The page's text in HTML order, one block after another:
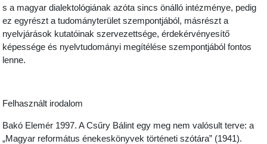
s a magyar dialektológiának azóta sincs önálló intézménye, pedig
ez egyrészt a tudományterület szempontjából, másrészt a
nyelvjárások kutatóinak szervezettsége, érdekérvényesítő
képessége és nyelvtudományi megítélése szempontjából fontos
lenne.
Felhasznált irodalom
Bakó Elemér 1997. A Csűry Bálint egy meg nem valósult terve: a
„Magyar református énekeskönyvek történeti szótára” (1941).